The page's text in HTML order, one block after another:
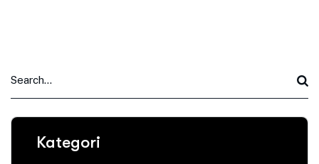
Kategori